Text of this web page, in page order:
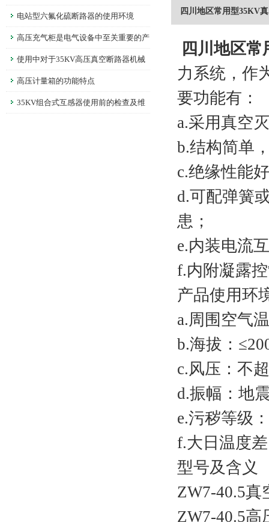
电站型六氟化硫断路器的使用环境
高压充气柜是电气设备中至关重要的产
品 使用中对于35KV高压真空断路器机械
特性的调整
高压计量箱的功能特点
35KV组合式互感器使用前的检查及维
四川地区常用型35KV
四川地区
力系统，作
要功能有：
a.采用真空
b.结构简单
c.绝缘性能
d.可配弹簧
患；
e.内装电流
f.内附凝露
产品使用环
a.周围空气
b.海拔：
c.风压：不
d.振幅：地
e.污秽等级
f.大日温度
型号及含义
ZW7-40.5
ZW7-40.5